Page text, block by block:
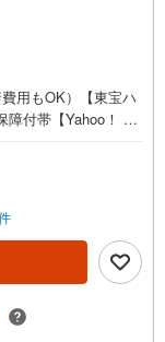
用もOK）【東宝ハ
障付帯【Yahoo！ 不
不動産 物件ご成約
料をもらう」「見
ください。※必ずY
い。※PayPayボー
。ご案内・詳細な資
のお問い合わせも